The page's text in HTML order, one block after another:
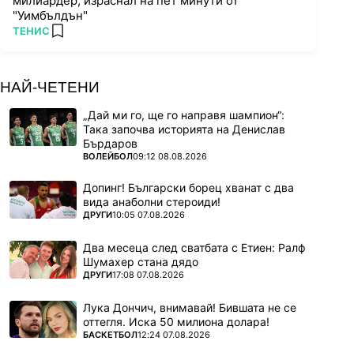
"Уимбълдън"
ПОВЕЧЕ ОТ
ТЕНИС add favorites
НАЙ-ЧЕТЕНИ
„Дай ми го, ще го направя шампион“:
Така започва историята на Денислав
Бърдаров
ПОВЕЧЕ ОТ
ВОЛЕЙБОЛ09:12 08.08.2026
Допинг! Български борец хванат с два
вида анаболни стероиди!
ПОВЕЧЕ ОТ
ДРУГИ10:05 07.08.2026
Два месеца след сватбата с Етиен: Ралф
Шумахер стана дядо
ПОВЕЧЕ ОТ
ДРУГИ17:08 07.08.2026
Лука Дончич, внимавай! Бившата не се
оттегля. Иска 50 милиона долара!
ПОВЕЧЕ ОТ
БАСКЕТБОЛ12:24 07.08.2026